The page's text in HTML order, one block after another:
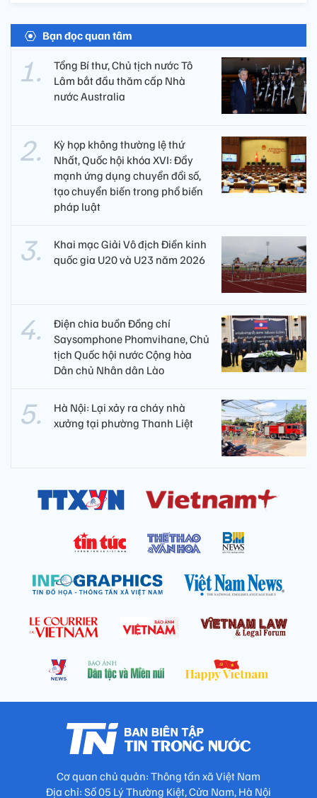
Bạn đọc quan tâm
Tổng Bí thư, Chủ tịch nước Tô
Lâm bắt đầu thăm cấp Nhà
nước Australia
Kỳ họp không thường lệ thứ
Nhất, Quốc hội khóa XVI: Đẩy
mạnh ứng dụng chuyển đổi số,
tạo chuyển biến trong phổ biến
pháp luật
Khai mạc Giải Vô địch Điền kinh
quốc gia U20 và U23 năm 2026
Điện chia buồn Đồng chí
Saysomphone Phomvihane, Chủ
tịch Quốc hội nước Cộng hòa
Dân chủ Nhân dân Lào
Hà Nội: Lại xảy ra cháy nhà
xưởng tại phường Thanh Liệt
Cơ quan chủ quản: Thông tấn xã Việt Nam
Địa chỉ: Số 05 Lý Thường Kiệt, Cửa Nam, Hà Nội